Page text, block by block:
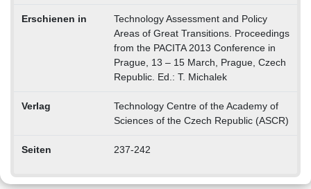
Erschienen in
Technology Assessment and Policy
Areas of Great Transitions. Proceedings
from the PACITA 2013 Conference in
Prague, 13 – 15 March, Prague, Czech
Republic. Ed.: T. Michalek
Verlag
Technology Centre of the Academy of
Sciences of the Czech Republic (ASCR)
Seiten 237-242